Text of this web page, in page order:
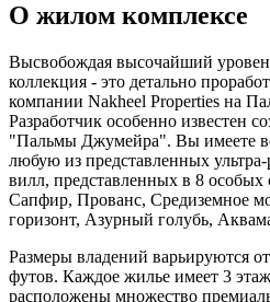
О жилом комплексе
Высвобождая высочайший
коллекция - это детально
компании Nakheel Properties на
Разработчик особенно известен
"Пальмы Джумейра". Вы имеете
любую из представленных
вилл, представленных в 8
Сапфир, Прованс, Средиземное
горизонт, Азурный голубь,
Размеры владений варьируются
футов. Каждое жилье имеет 3
расположены множество